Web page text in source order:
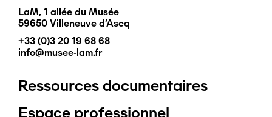
LaM, 1 allée du Musée
59650 Villeneuve d'Ascq
+33 (0)3 20 19 68 68
info@musee-lam.fr
Pied
Ressources documentaires
Espace professionnel